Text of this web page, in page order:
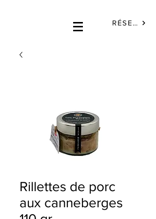
RÉSERVÉ
Rillettes de porc
aux canneberges